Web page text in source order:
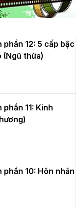
12: 5 cấp bậc
(Ngũ thừa)
11: Kinh
10: Hôn nhân